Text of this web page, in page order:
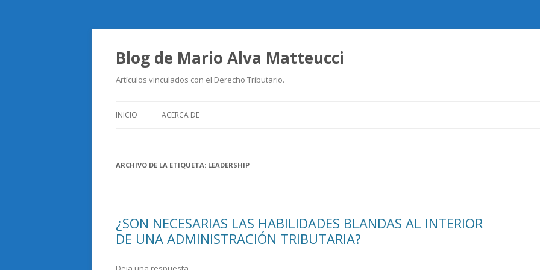
Blog de Mario Alva Matteucci
Artículos vinculados con el Derecho Tributario.
INICIO ACERCA DE
ARCHIVO DE LA ETIQUETA: LEADERSHIP
¿SON NECESARIAS LAS HABILIDADES BLANDAS AL INTERIOR
DE UNA ADMINISTRACIÓN TRIBUTARIA?